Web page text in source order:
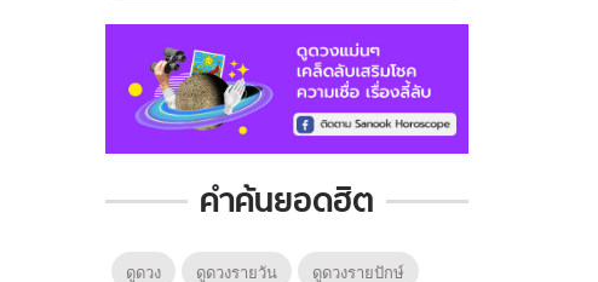
คำค้นยอดฮิต
ดูดวง ดูดวงรายวัน
ดูดวงรายปักษ์